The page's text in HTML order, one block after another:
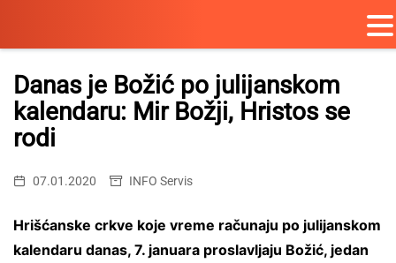
Skip
content
Danas je Božić po julijanskom
kalendaru: Mir Božji, Hristos se
rodi
07.01.2020 INFO Servis
Hrišćanske crkve koje vreme računaju po julijanskom
kalendaru danas, 7. januara proslavljaju Božić, jedan